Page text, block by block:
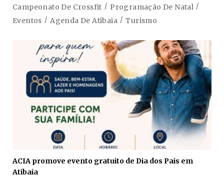
Campeonato De Crossfit
Programação De Natal
Eventos
Agenda De Atibaia Turismo
ACIA promove evento gratuito de Dia dos Pais em
Atibaia